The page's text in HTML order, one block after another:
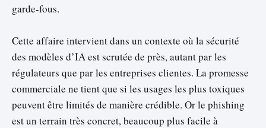
garde-fous.
Cette affaire intervient dans un contexte où la sécurité
des modèles d’IA est scrutée de près, autant par les
régulateurs que par les entreprises clientes. La promesse
commerciale ne tient que si les usages les plus toxiques
peuvent être limités de manière crédible. Or le phishing
est un terrain très concret, beaucoup plus facile à